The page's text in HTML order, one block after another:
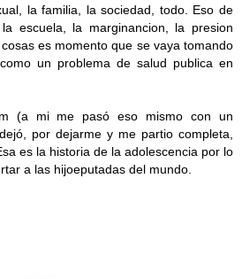
la familia, la sociedad, todo. Eso de
escuela, la marginancion, la presion
es momento que se vaya tomando
un problema de salud publica en
(a mi me pasó eso mismo con un
por dejarme y me partio completa,
es la historia de la adolescencia por lo
a las hijoeputadas del mundo.